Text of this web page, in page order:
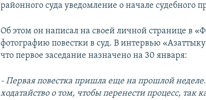
районного суда уведомление о начале судебного
Об этом он написал на своей личной странице в
фотографию повестки в суд. В интервью
что первое заседание назначено на 30 января:
- Первая повестка пришла еще на прошлой неделе
ходатайство о том, чтобы перенести процесс, так